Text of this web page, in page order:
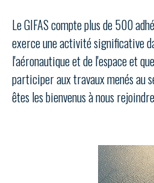
AGENDA
COMMUNIQUÉS DE PRESSE
Le GIFAS compte plus de 500
exerce une activité significative
l'aéronautique et de l'espace et
participer aux travaux menés au
êtes les bienvenus à nous
CONNEXION
PAS ENCORE
VOUS ÊTES UN
votre réseau au sein d’un
Avez-vous un statut